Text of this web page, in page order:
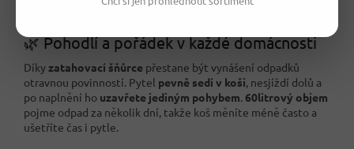
🌿 Pohodlí a pořádek v každé domácnosti
Díky zatahovací šňůrce přestane být vynášení odpadků
otravnou povinností. Pytel pevně sedí v koši, nesjíždí dolů a
po naplnění ho uzavřete jediným pohybem.60litrový objem
pojme odpad za několik dní, takže koš měníte méně často a
ušetříte čas i pytle.